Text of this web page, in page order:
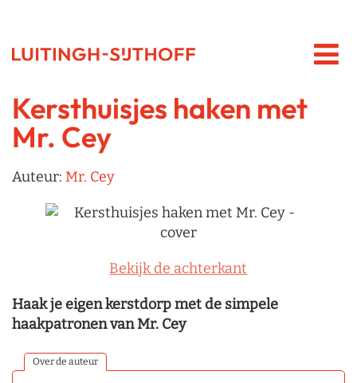
Kersthuisjes haken met
Mr. Cey
Auteur: Mr. Cey
Bekijk de achterkant
Haak je eigen kerstdorp met de simpele
haakpatronen van Mr. Cey
Over de auteur